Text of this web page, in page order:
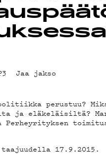
Jaa jakso
perustuu?
ja eläkeläisiltä?
Perheyrityksen
17.9.2015.